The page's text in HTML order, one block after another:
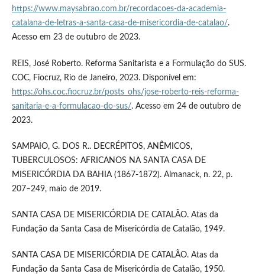
https://www.maysabrao.com.br/recordacoes-da-academia-
catalana-de-letras-a-santa-casa-de-misericordia-de-catalao/.
Acesso em 23 de outubro de 2023.
REIS, José Roberto. Reforma Sanitarista e a Formulação do SUS.
COC, Fiocruz, Rio de Janeiro, 2023. Disponível em:
https://ohs.coc.fiocruz.br/posts_ohs/jose-roberto-reis-reforma-
sanitaria-e-a-formulacao-do-sus/. Acesso em 24 de outubro de
2023.
SAMPAIO, G. DOS R.. DECRÉPITOS, ANÊMICOS,
TUBERCULOSOS: AFRICANOS NA SANTA CASA DE
MISERICÓRDIA DA BAHIA (1867-1872). Almanack, n. 22, p.
207–249, maio de 2019.
SANTA CASA DE MISERICÓRDIA DE CATALÃO. Atas da
Fundação da Santa Casa de Misericórdia de Catalão, 1949.
SANTA CASA DE MISERICÓRDIA DE CATALÃO. Atas da
Fundação da Santa Casa de Misericórdia de Catalão, 1950.